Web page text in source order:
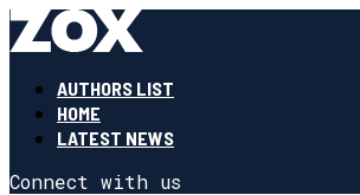
AUTHORS LIST
HOME
LATEST NEWS
Connect with us